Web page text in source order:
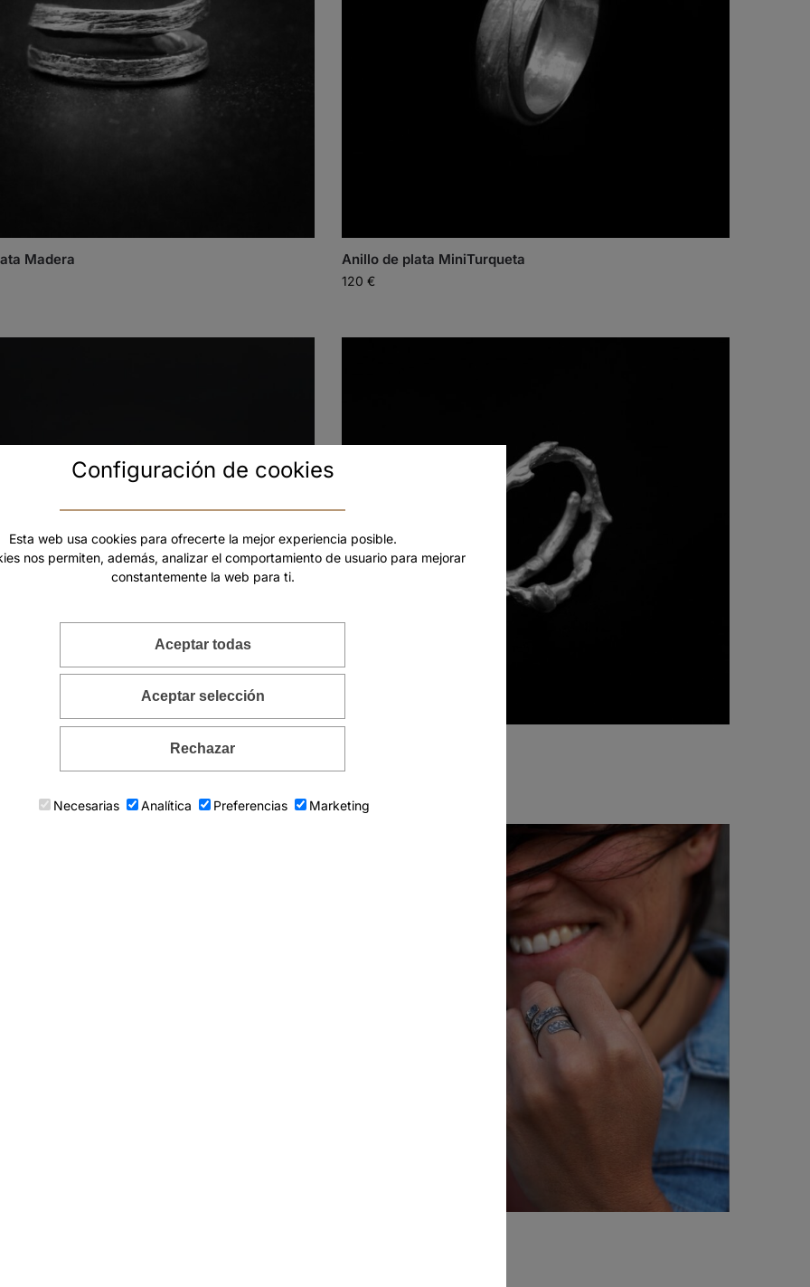
Configuración de cookies
Esta web usa cookies para ofrecerte la mejor experiencia posible.
nos permiten, además, analizar el comportamiento de usuario para mejorar
constantemente la web para ti.
Aceptar todas
Aceptar selección
Rechazar
Necesarias Analítica Preferencias Marketing
Madera Anillo de plata MiniTurqueta
120€
130